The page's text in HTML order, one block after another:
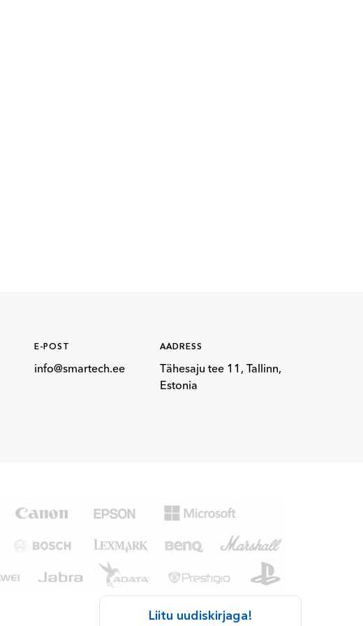
AADRESS
Tähesaju tee 11, Tallinn,
Estonia
E-POST
info@smartech.ee
Liitu uudiskirjaga!